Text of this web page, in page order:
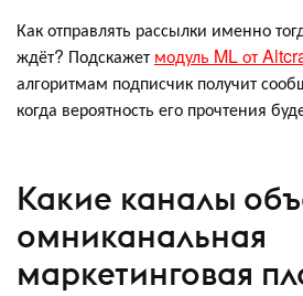
Как отправлять рассылки именно
ждёт? Подскажет модуль ML от
алгоритмам подписчик получит
когда вероятность его прочтения
Какие каналы
омниканальная
маркетинговая